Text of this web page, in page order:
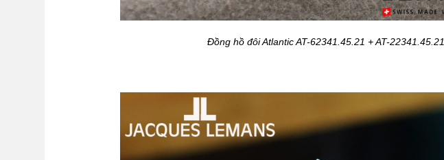
Đồng hồ đôi Atlantic AT-62341.45.21 + AT-22341.45.21